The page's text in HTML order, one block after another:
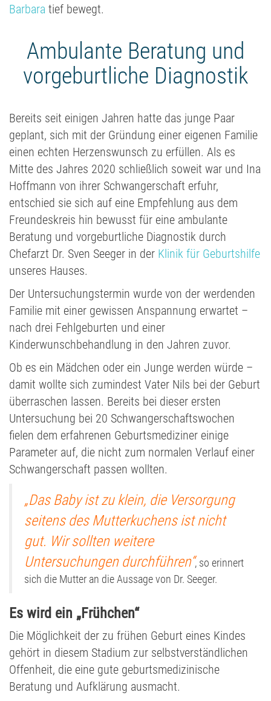
Barbara tief bewegt.
Ambulante Beratung und
vorgeburtliche Diagnostik
Bereits seit einigen Jahren hatte das junge Paar
geplant, sich mit der Gründung einer eigenen Familie
einen echten Herzenswunsch zu erfüllen. Als es
Mitte des Jahres 2020 schließlich soweit war und Ina
Hoffmann von ihrer Schwangerschaft erfuhr,
entschied sie sich auf eine Empfehlung aus dem
Freundeskreis hin bewusst für eine ambulante
Beratung und vorgeburtliche Diagnostik durch
Chefarzt Dr. Sven Seeger in der Klinik für Geburtshilfe
unseres Hauses.
Der Untersuchungstermin wurde von der werdenden
Familie mit einer gewissen Anspannung erwartet –
nach drei Fehlgeburten und einer
Kinderwunschbehandlung in den Jahren zuvor.
Ob es ein Mädchen oder ein Junge werden würde –
damit wollte sich zumindest Vater Nils bei der Geburt
überraschen lassen. Bereits bei dieser ersten
Untersuchung bei 20 Schwangerschaftswochen
fielen dem erfahrenen Geburtsmediziner einige
Parameter auf, die nicht zum normalen Verlauf einer
Schwangerschaft passen wollten.
„Das Baby ist zu klein, die Versorgung
seitens des Mutterkuchens ist nicht
gut. Wir sollten weitere
Untersuchungen durchführen“, so erinnert
sich die Mutter an die Aussage von Dr. Seeger.
Es wird ein „Frühchen“
Die Möglichkeit der zu frühen Geburt eines Kindes
gehört in diesem Stadium zur selbstverständlichen
Offenheit, die eine gute geburtsmedizinische
Beratung und Aufklärung ausmacht.